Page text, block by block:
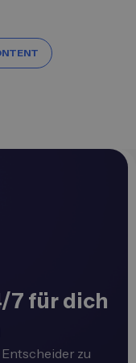
7 für dich
zu